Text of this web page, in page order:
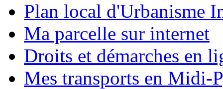
Plan local d'Urbanisme
Ma parcelle sur internet
Droits et démarches en
Mes transports en Midi-